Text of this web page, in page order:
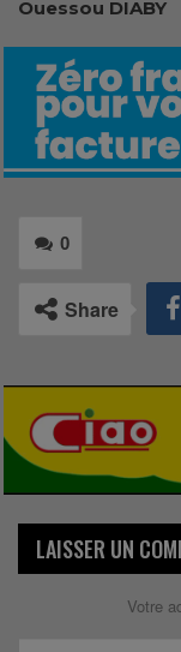
Ouessou DIABY
0
Share
LAISSER UN
Votre